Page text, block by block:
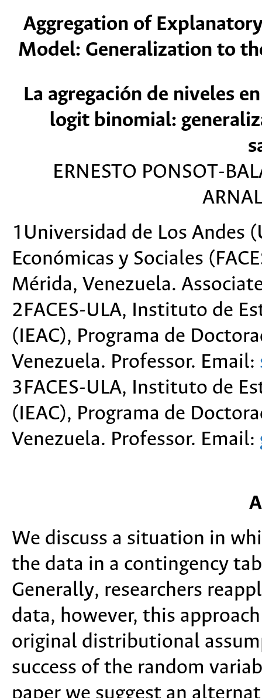
Aggregation of
Model: Generalization to
La agregación de niveles
logit binomial:
ERNESTO PONSOT-
1Universidad de Los Andes
Económicas y Sociales
Mérida, Venezuela.
2FACES-ULA, Instituto de
(IEAC), Programa de
Venezuela. Professor. Email:
3FACES-ULA, Instituto de
(IEAC), Programa de
Venezuela. Professor. Email:
We discuss a situation in
the data in a contingency
Generally, researchers
data, however, this
original distributional
success of the random
paper we suggest an